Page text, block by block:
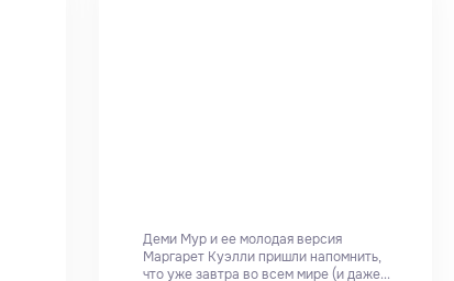
Деми Мур и ее молодая версия
Маргарет Куэлли пришли напомнить,
что уже завтра во всем мире (и даже...